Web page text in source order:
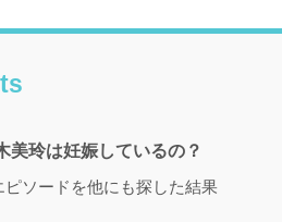
美玲は妊娠しているの？
ピソードを他にも探した結果